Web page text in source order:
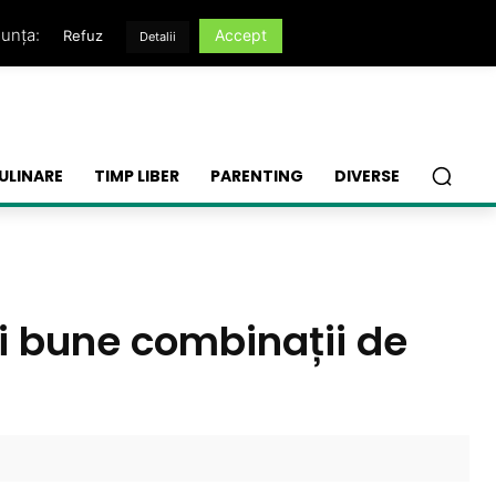
TIMP LIBER PARENTING DIVERSE
bune combinații de
Refuz Detalii Accept